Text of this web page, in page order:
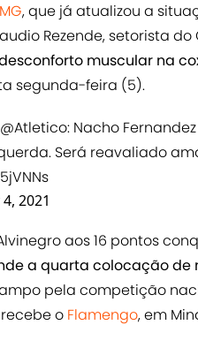
, que já atualizou a
Rezende, setorista do
muscular na
segunda-feira (5).
@Atletico: Nacho
Será reavaliado
4, 2021
aos 16 pontos
a quarta colocação de
pela competição
o Flamengo, em